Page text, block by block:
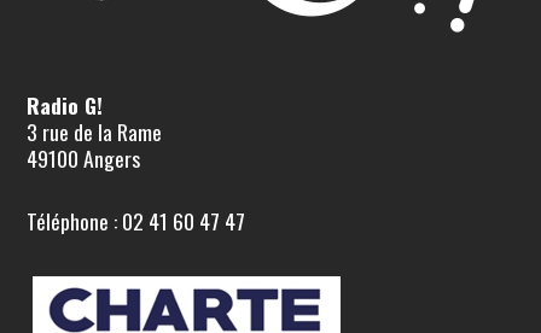
Radio G!
3 rue de la Rame
49100 Angers
Téléphone : 02 41 60 47 47